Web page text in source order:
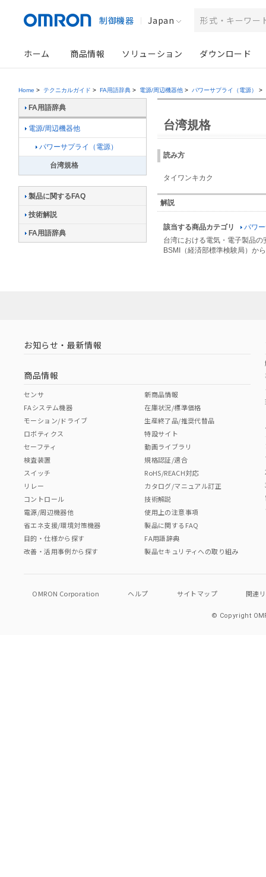
制御機器 Japan
ホーム 商品情報 ソリューション ダウンロード
Home > テクニカルガイド > FA用語辞典 > 電源/周辺機器他 > パワーサプライ（電源） >
台湾規格
読み方
タイワンキカク
解説
該当する商品カテゴリ
パワ
台湾における電気・電子製品
BSMI（経済部標準検験局）か
FA用語辞典
電源/周辺機器他
パワーサプライ（電源）
台湾規格
製品に関するFAQ
技術解説
FA用語辞典
お知らせ・最新情報
商品情報
センサ
FAシステム機器
モーション/ドライブ
ロボティクス
セーフティ
検査装置
スイッチ
リレー
コントロール
電源/周辺機器他
省エネ支援/環境対策機器
目的・仕様から探す
改善・活用事例から探す
新商品情報
在庫状況/標準価格
生産終了品/推奨代替品
特設サイト
動画ライブラリ
規格認証/適合
RoHS/REACH対応
カタログ/マニュアル訂正
技術解説
使用上の注意事項
製品に関するFAQ
FA用語辞典
製品セキュリティへの取り組み
OMRON Corporation ヘルプ サイトマップ 関連
© Copyright